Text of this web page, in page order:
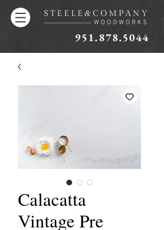
951.878.5044
Calacatta
Vintage Pre